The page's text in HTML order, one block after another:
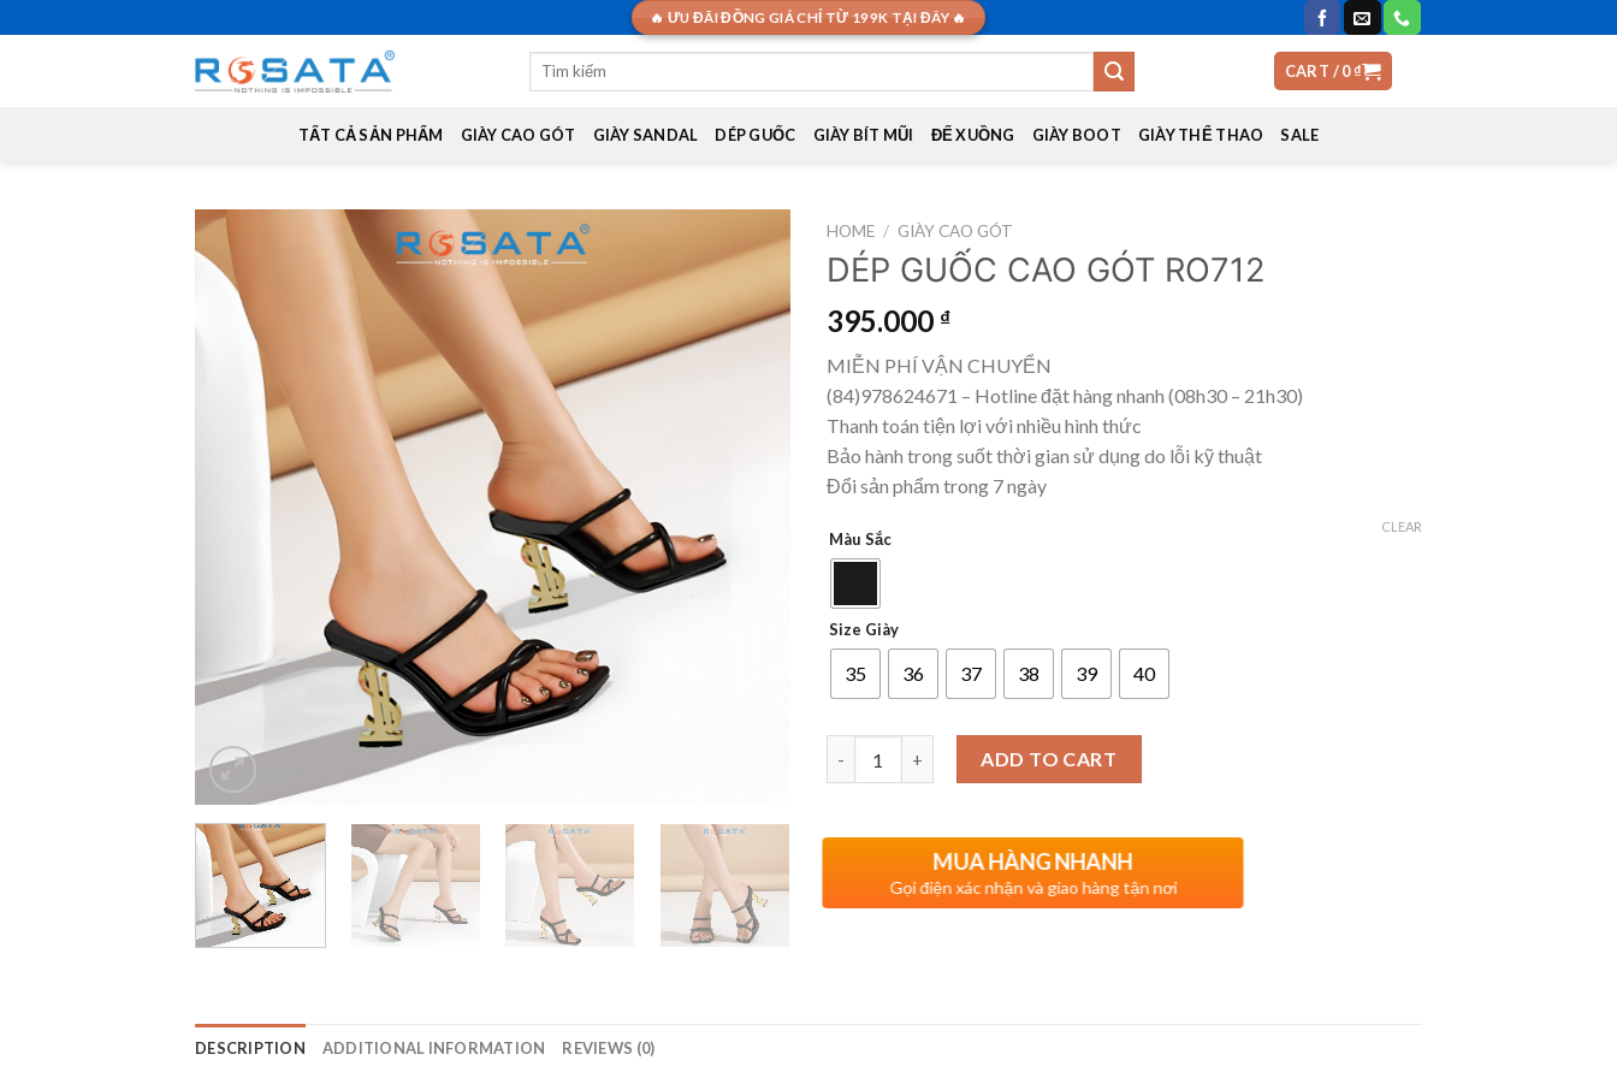
🔥 ƯU ĐÃI ĐỒNG GIÁ CHỈ TỪ 199K TẠI ĐÂY 🔥
Search
CART /0₫
TẤT CẢ SẢN PHẨM GIÀY CAO GÓT GIÀY SANDAL DÉP GUỐC GIÀY BÍT MŨI ĐẾ XUỒNG GIÀY BOOT GIÀY THỂ THAO SALE
HOME / GIÀY CAO GÓT
DÉP GUỐC CAO GÓT RO712
395.000 ₫
MIỄN PHÍ VẬN CHUYỂN
(84)978624671 – Hotline đặt hàng nhanh (08h30 – 21h30)
Thanh toán tiện lợi với nhiều hình thức
Bảo hành trong suốt thời gian sử dụng do lỗi kỹ thuật
Đổi sản phẩm trong 7 ngày
Màu Sắc
Size Giày
35 36 37 38 39 40
CLEAR
ADD TO CART
MUA HÀNG NHANH
Gọi điện xác nhận và giao hàng tận nơi
DESCRIPTION ADDITIONAL INFORMATION REVIEWS (0)